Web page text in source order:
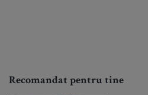
Recomandat pentru tine